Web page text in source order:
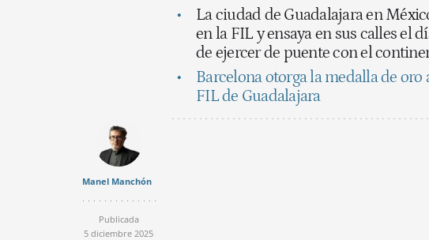
La ciudad de Guadalajara en
en la FIL y ensaya en sus calles el
de ejercer de puente con el
Barcelona otorga la medalla de
FIL de Guadalajara
Manel Manchón
Publicada
5 diciembre 2025